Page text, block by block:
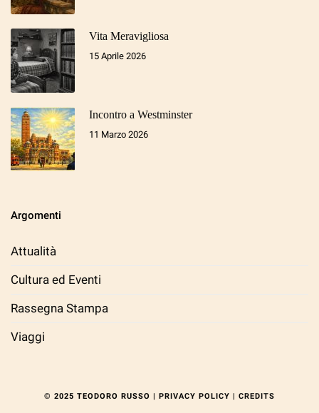
Vita Meravigliosa
15 Aprile 2026
Incontro a Westminster
11 Marzo 2026
Argomenti
Attualità
Cultura ed Eventi
Rassegna Stampa
Viaggi
© 2025 TEODORO RUSSO | PRIVACY POLICY | CREDITS